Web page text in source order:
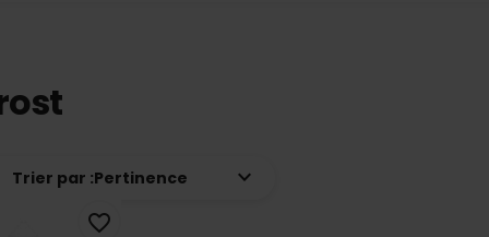
Trier par :Pertinence keyboard_arrow_down
favorite_border